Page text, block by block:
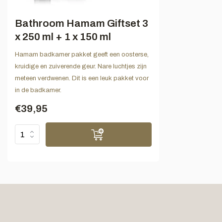
Bathroom Hamam Giftset 3
x 250 ml + 1 x 150 ml
Hamam badkamer pakket geeft een oosterse,
kruidige en zuiverende geur. Nare luchtjes zijn
meteen verdwenen. Dit is een leuk pakket voor
in de badkamer.
€39,95